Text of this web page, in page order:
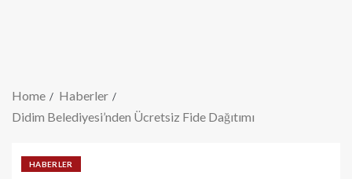
Home
Haberler
Didim Belediyesi’nden Ücretsiz Fide Dağıtımı
HABERLER